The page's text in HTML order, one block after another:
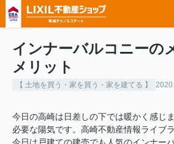
インナーバルコニーの
メリット
【 土地を買う・家を買う・家を建てる 】
今日の高崎は日差しの下では暖かく感じ
必要な陽気です。高崎不動産情報ライブラ